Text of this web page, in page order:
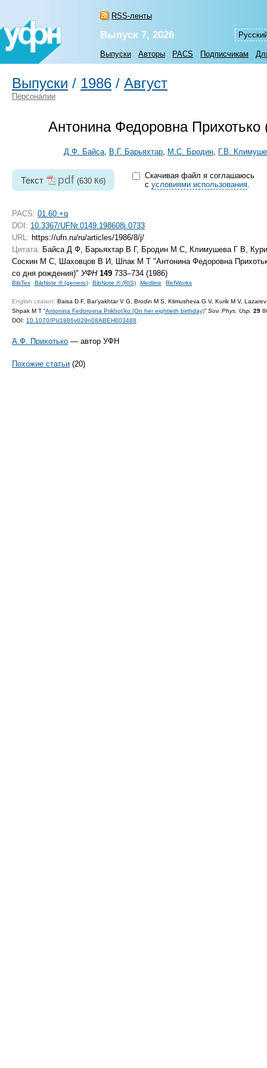
RSS-ленты
Выпуск 7, 2026
Выпуски Авторы PACS Подписчикам
Выпуски / 1986 / Август
Персоналии
Антонина Федоровна
Д.Ф. Байса, В.Г. Барьяхтар, М.С. Бродин, Г.В.
Текст pdf (630 Кб)
Скачивая файл я соглашаюсь
с условиями использования.
PACS: 01.60.+q
DOI: 10.3367/UFNr.0149.198608j.0733
URL: https://ufn.ru/ru/articles/1986/8/j/
Цитата: Байса Д Ф, Барьяхтар В Г, Бродин М С, Климушева Г В,
Соскин М С, Шаховцов В И, Шпак М Т "Антонина Федоровна
со дня рождения)" УФН 149 733–734 (1986)
BibTex BibNote ® (generic) BibNote ® (RIS) Medline RefWorks
English citation: Baisa D F, Bar’yakhtar V G, Brodin M S, Klimusheva G V, Kurik M V,
Shpak M T “Antonina Fedorovna Prikhot’ko (On her eightieth birthday)” Sov. Phys. Usp. 29
DOI: 10.1070/PU1986v029n08ABEH003488
А.Ф. Прихотько — автор УФН
Похожие статьи (20)